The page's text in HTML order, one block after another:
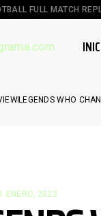
FULL MATCH
LEGENDS WHO
ENERO, 2023